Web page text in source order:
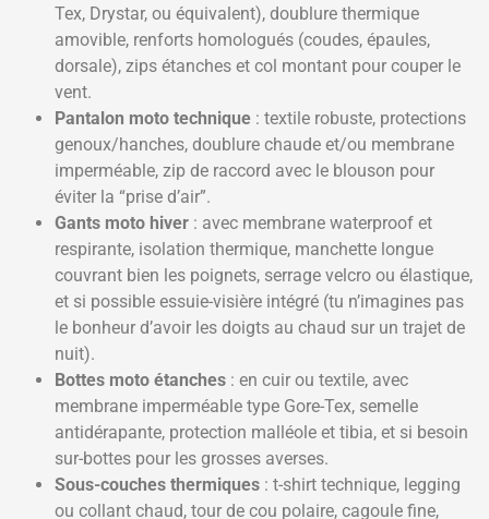
Tex, Drystar, ou équivalent), doublure thermique
amovible, renforts homologués (coudes, épaules,
dorsale), zips étanches et col montant pour couper le
vent.
Pantalon moto technique : textile robuste, protections
genoux/hanches, doublure chaude et/ou membrane
imperméable, zip de raccord avec le blouson pour
éviter la “prise d’air”.
Gants moto hiver : avec membrane waterproof et
respirante, isolation thermique, manchette longue
couvrant bien les poignets, serrage velcro ou élastique,
et si possible essuie-visière intégré (tu n’imagines pas
le bonheur d’avoir les doigts au chaud sur un trajet de
nuit).
Bottes moto étanches : en cuir ou textile, avec
membrane imperméable type Gore-Tex, semelle
antidérapante, protection malléole et tibia, et si besoin
sur-bottes pour les grosses averses.
Sous-couches thermiques : t-shirt technique, legging
ou collant chaud, tour de cou polaire, cagoule fine,